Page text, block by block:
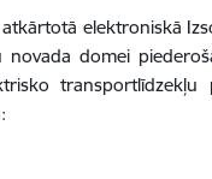
elektroniskā
novada domei
transportlīdzekļu